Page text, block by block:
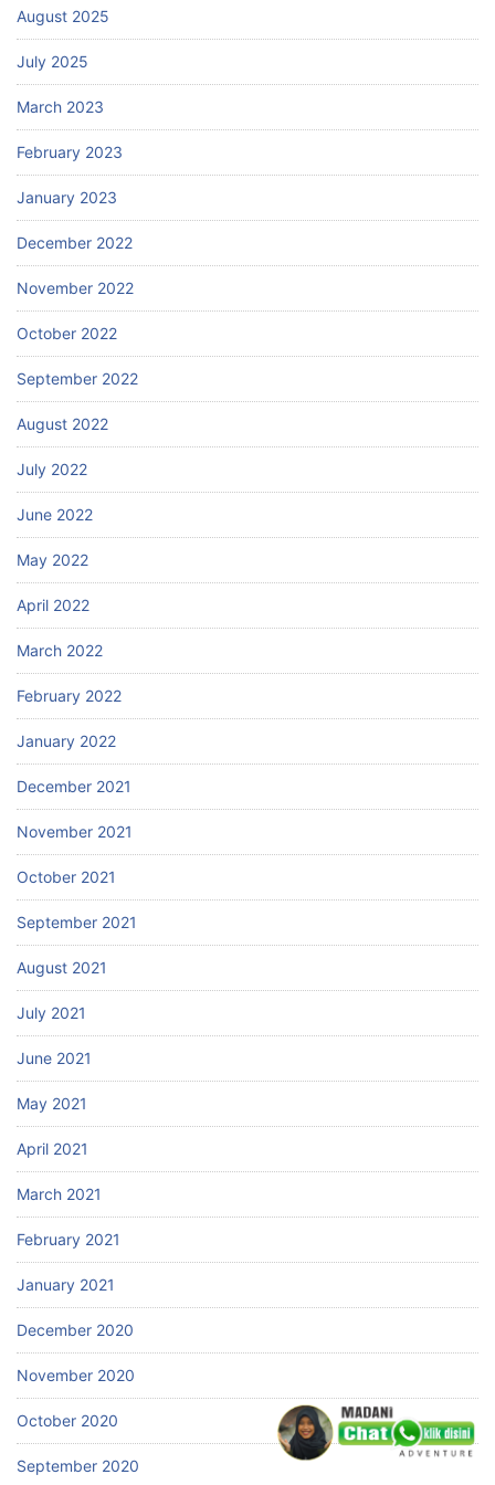
August 2025
July 2025
March 2023
February 2023
January 2023
December 2022
November 2022
October 2022
September 2022
August 2022
July 2022
June 2022
May 2022
April 2022
March 2022
February 2022
January 2022
December 2021
November 2021
October 2021
September 2021
August 2021
July 2021
June 2021
May 2021
April 2021
March 2021
February 2021
January 2021
December 2020
November 2020
October 2020
September 2020